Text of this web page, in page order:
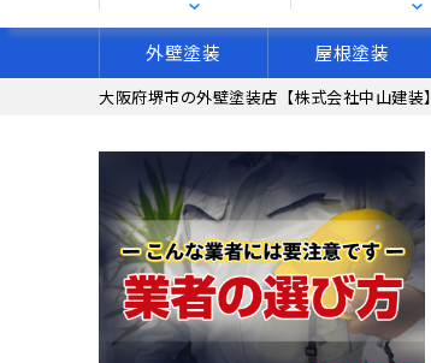
外壁塗装 屋根塗装
大阪府堺市の外壁塗装店【株式会社中山建装】